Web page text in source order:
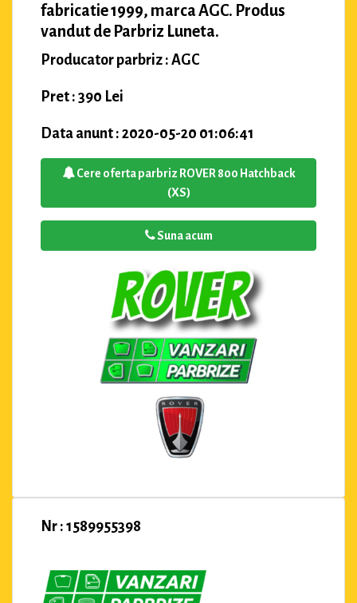
fabricatie 1999, marca AGC. Produs
vandut de Parbriz Luneta.
Producator parbriz : AGC
Pret : 390 Lei
Data anunt : 2020-05-20 01:06:41
Cere oferta parbriz ROVER 800 Hatchback
(XS)
Suna acum
Nr : 1589955398